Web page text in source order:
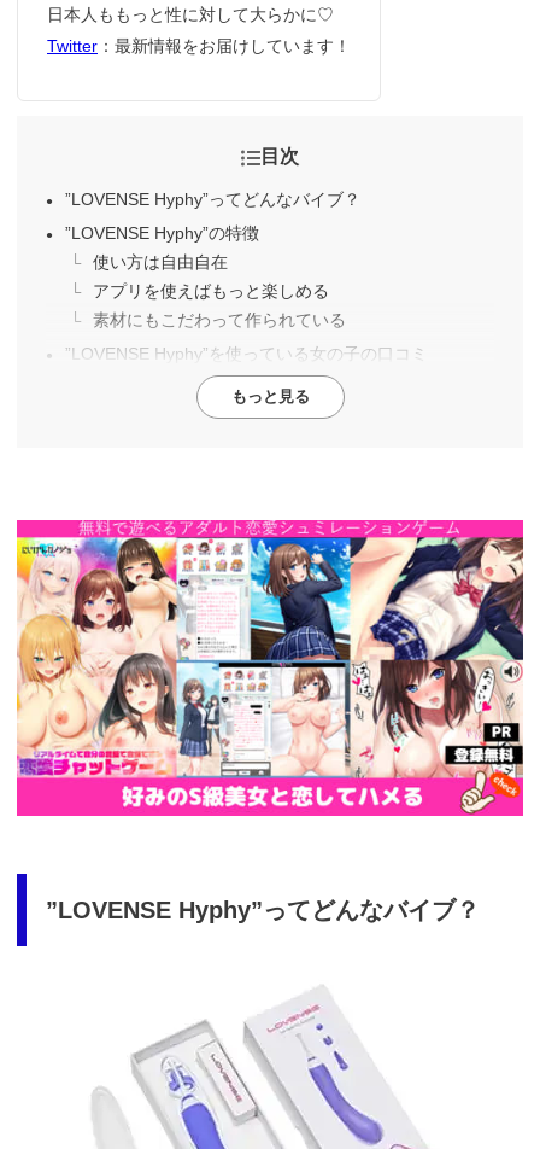
日本人ももっと性に対して大らかに♡
Twitter ：最新情報をお届けしています！
目次
”LOVENSE Hyphy”ってどんなバイブ？
”LOVENSE Hyphy”の特徴
使い方は自由自在
アプリを使えばもっと楽しめる
素材にもこだわって作られている
”LOVENSE Hyphy”を使っている女の子の口コミ
もっと見る
https://cv-
measurement.com/ad/p/r?
medium=261&ad=687&creative=590
”LOVENSE Hyphy”ってどんなバイブ？